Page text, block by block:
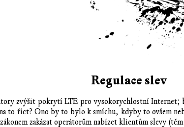
Regulace slev
zvýšit pokrytí LTE pro vysokorychlostní
to říct? Ono by to bylo k smíchu, kdyby to ovšem
zakázat operátorům nabízet klientům slevy